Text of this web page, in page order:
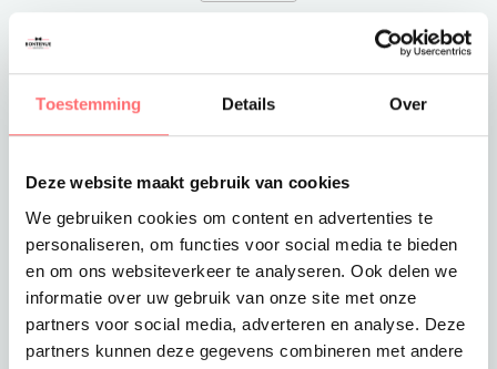
Toestemming Details Over
Deze website maakt gebruik van cookies
We gebruiken cookies om content en advertenties te
personaliseren, om functies voor social media te bieden
en om ons websiteverkeer te analyseren. Ook delen we
informatie over uw gebruik van onze site met onze
partners voor social media, adverteren en analyse. Deze
partners kunnen deze gegevens combineren met andere
XXXL
Levertijd
3-4 werkdagen
Gratis verzending vanaf €375
Totaalprijs
€8,99 Toevoegen aan winkelwagen